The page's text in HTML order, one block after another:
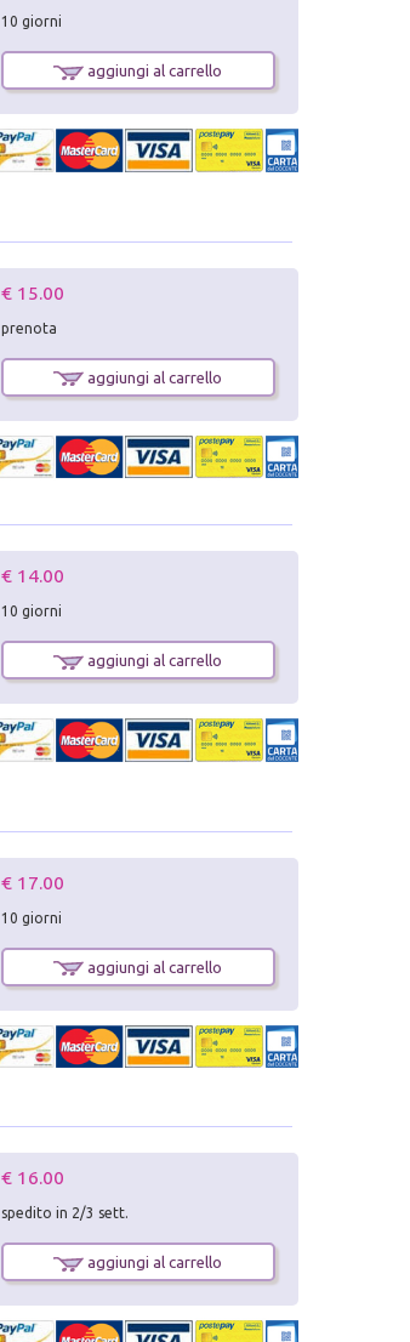
10 giorni
aggiungi al carrello
€ 15.00
prenota
aggiungi al carrello
€ 14.00
10 giorni
aggiungi al carrello
€ 17.00
10 giorni
aggiungi al carrello
€ 16.00
spedito in 2/3 sett.
aggiungi al carrello